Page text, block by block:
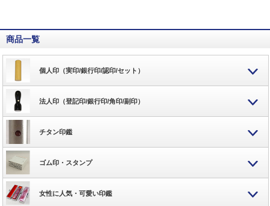
商品一覧
個人印（実印/銀行印/認印/セット）
法人印（登記印/銀行印/角印/副印）
チタン印鑑
ゴム印・スタンプ
女性に人気・可愛い印鑑